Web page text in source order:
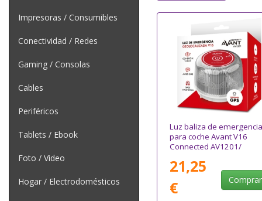
Impresoras / Consumibles
Conectividad / Redes
Gaming / Consolas
Cables
Periféricos
Tablets / Ebook
Foto / Video
Hogar / Electrodomésticos
Luz baliza de emergencia
para coche Avant V16
Connected AV1201/
Imantada/
Funciona a Pilas
21,25
€
Comprar